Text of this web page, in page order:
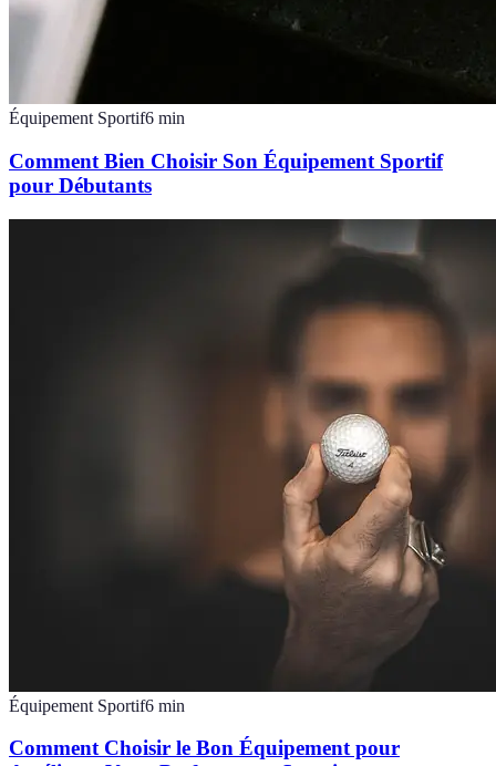
Équipement Sportif6 min
Comment Bien Choisir Son Équipement Sportif
pour Débutants
Équipement Sportif6 min
Comment Choisir le Bon Équipement pour